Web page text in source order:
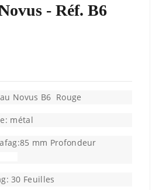
- Réf. B6
Novus B6 Rouge
métal
mm Profondeur
30 Feuilles